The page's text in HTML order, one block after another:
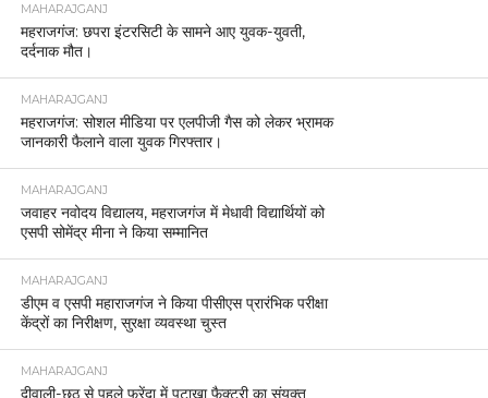
MAHARAJGANJ
महराजगंज: छपरा इंटरसिटी के सामने आए युवक-युवती,
दर्दनाक मौत।
MAHARAJGANJ
महराजगंज: सोशल मीडिया पर एलपीजी गैस को लेकर भ्रामक
जानकारी फैलाने वाला युवक गिरफ्तार।
MAHARAJGANJ
जवाहर नवोदय विद्यालय, महराजगंज में मेधावी विद्यार्थियों को
एसपी सोमेंद्र मीना ने किया सम्मानित
MAHARAJGANJ
डीएम व एसपी महाराजगंज ने किया पीसीएस प्रारंभिक परीक्षा
केंद्रों का निरीक्षण, सुरक्षा व्यवस्था चुस्त
MAHARAJGANJ
दीवाली-छठ से पहले फरेंदा में पटाखा फैक्ट्री का संयुक्त